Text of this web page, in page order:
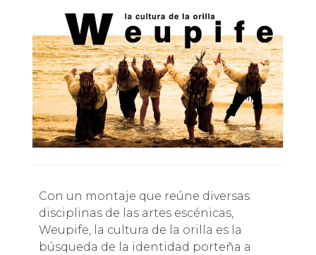
Con un montaje que reúne diversas
disciplinas de las artes escénicas,
Weupife, la cultura de la orilla es la
búsqueda de la identidad porteña a